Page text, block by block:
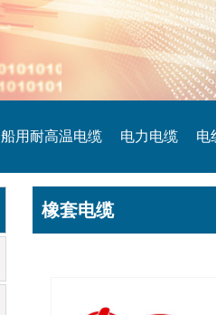
船用耐高温电缆 电力电缆 电
橡套电缆